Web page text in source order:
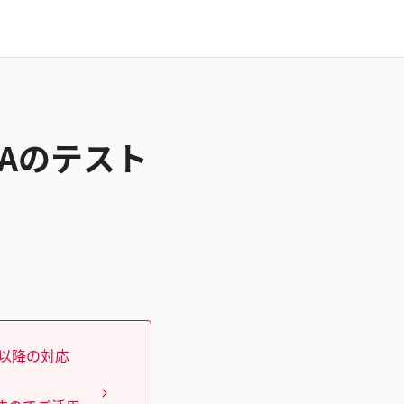
のテスト
降の対応